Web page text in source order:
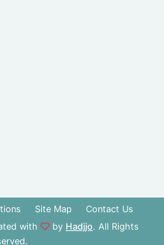
Site Map
Contact Us
with
by Hadjjo. All Rights